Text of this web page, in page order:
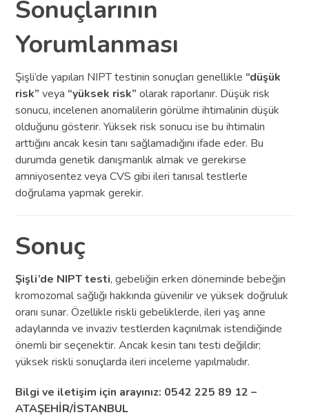
Sonuçlarının
Yorumlanması
Şişli’de yapılan NIPT testinin sonuçları genellikle “düşük
risk” veya “yüksek risk” olarak raporlanır. Düşük risk
sonucu, incelenen anomalilerin görülme ihtimalinin düşük
olduğunu gösterir. Yüksek risk sonucu ise bu ihtimalin
arttığını ancak kesin tanı sağlamadığını ifade eder. Bu
durumda genetik danışmanlık almak ve gerekirse
amniyosentez veya CVS gibi ileri tanısal testlerle
doğrulama yapmak gerekir.
Sonuç
Şişli’de NIPT testi, gebeliğin erken döneminde bebeğin
kromozomal sağlığı hakkında güvenilir ve yüksek doğruluk
oranı sunar. Özellikle riskli gebeliklerde, ileri yaş anne
adaylarında ve invaziv testlerden kaçınılmak istendiğinde
önemli bir seçenektir. Ancak kesin tanı testi değildir;
yüksek riskli sonuçlarda ileri inceleme yapılmalıdır.
Bilgi ve iletişim için arayınız: 0542 225 89 12 –
ATAŞEHİR/İSTANBUL